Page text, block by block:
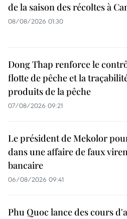
de la saison des récoltes à
08/08/2026 01:30
Dong Thap renforce le
flotte de pêche et la
produits de la pêche
07/08/2026 09:21
Le président de Mekolor
dans une affaire de faux
bancaire
06/08/2026 09:41
Phu Quoc lance des cours